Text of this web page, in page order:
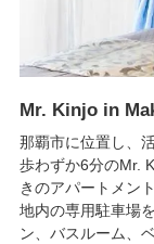
Mr. Kinjo in
那覇市に位置し、
歩わずか6分のMr.
きのアパートメン
地内の専用駐車場
ン、バスルーム、